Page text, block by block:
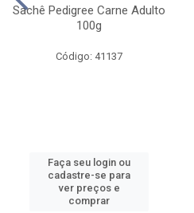
Sachê Pedigree Carne Adulto
100g
Código: 41137
Faça seu login ou
cadastre-se para
ver preços e
comprar